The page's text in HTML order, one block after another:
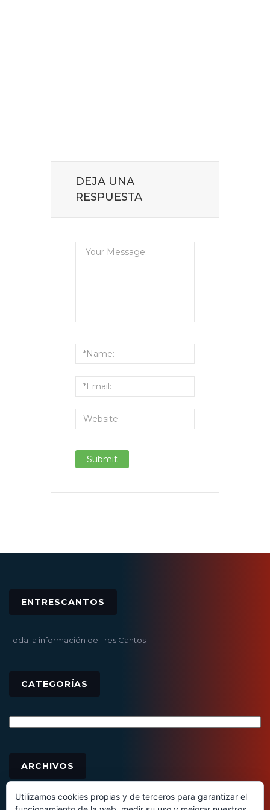
DEJA UNA
RESPUESTA
ENTRESCANTOS
Toda la información de Tres Cantos
CATEGORÍAS
ARCHIVOS
Utilizamos cookies propias y de terceros para garantizar el